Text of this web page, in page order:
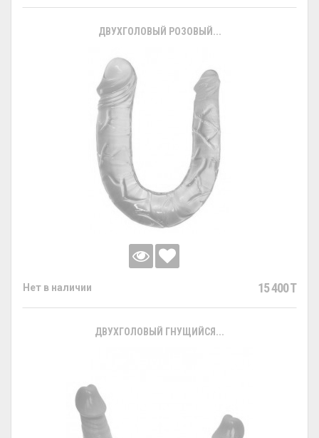
ДВУХГОЛОВЫЙ РОЗОВЫЙ...
Нет в наличии 15 400 T
ДВУХГОЛОВЫЙ ГНУЩИЙСЯ...